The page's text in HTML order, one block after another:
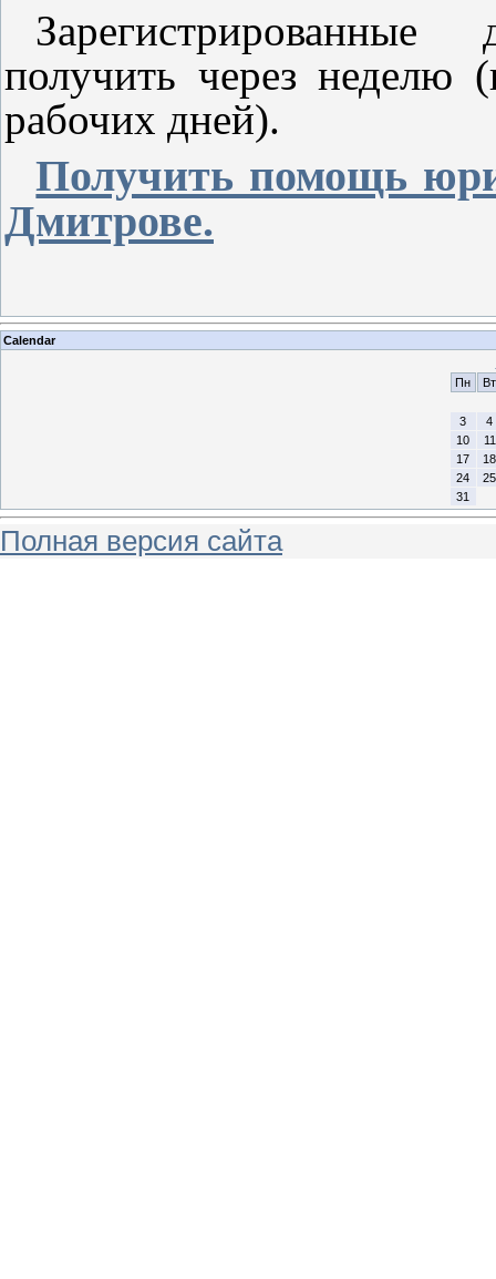
получить через неделю
рабочих дней).
Получить помощь
Дмитрове.
Calendar
Пн
Вт
3
4
10
11
17
18
24
25
31
Полная версия сайта